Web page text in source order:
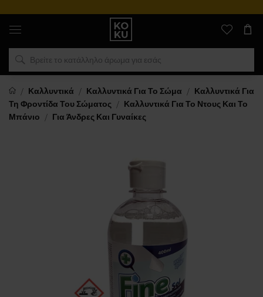
Αυθεντικά
αρώματα
και
ρολόγια
σε
μέρος
Καλλυντικά
Καλλυντικά Για Το Σώμα
Καλλυντικά Για
Τη Φροντίδα Του Σώματος
Καλλυντικά Για Το Ντους Και Το
Μπάνιο
Για Άνδρες Και Γυναίκες